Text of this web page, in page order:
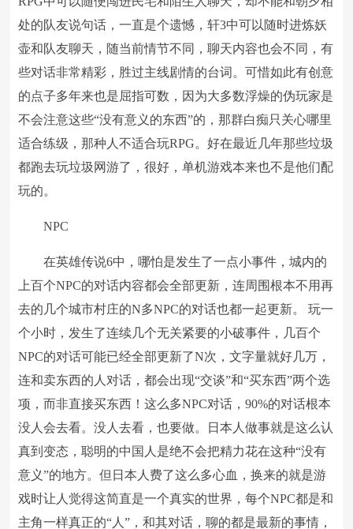
处的队友说句话，一直是个遗憾，轩3中可以随时进炼妖
壶和队友聊天，随当前情节不同，聊天内容也会不同，有
些对话非常精彩，胜过主线剧情的台词。可惜如此有创意
的点子多年来也是屈指可数，因为大多数浮燥的伪玩家是
不会注意这些“没有意义的东西”的，那群白痴只关心哪里
适合练级，那种人不适合玩RPG。好在最近几年那些垃圾
都跑去玩垃圾网游了，很好，单机游戏本来也不是他们配
玩的。
NPC
在英雄传说6中，哪怕是发生了一点小事件，城内的
上百个NPC的对话内容都会全部更新，连周围根本不用再
去的几个城市村庄的N多NPC的对话也都一起更新。 玩一
个小时，发生了连续几个无关紧要的小破事件，几百个
NPC的对话可能已经全部更新了N次，文字量就好几万，
连和卖东西的人对话，都会出现“交谈”和“买东西”两个选
项，而非直接买东西！这么多NPC对话，90%的对话根本
没人会去看。没人去看，也要做。日本人做事就是这么认
真到变态，聪明的中国人是绝不会把精力花在这种“没有
意义”的地方。但日本人费了这么多心血，换来的就是游
戏时让人觉得这简直是一个真实的世界，每个NPC都是和
主角一样真正的“人”，和其对话，聊的都是最新的事情，